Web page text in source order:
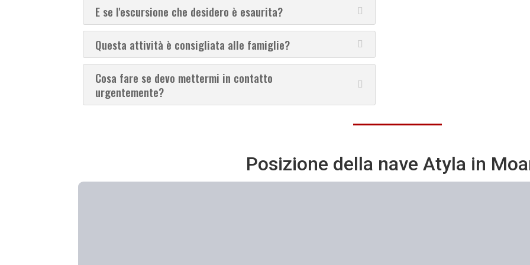
E se l'escursione che desidero è esaurita?
Questa attività è consigliata alle famiglie?
Cosa fare se devo mettermi in contatto
urgentemente?
Posizione della nave Atyla in